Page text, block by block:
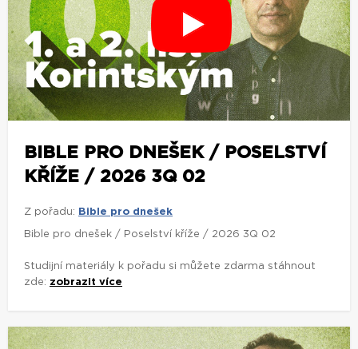
BIBLE PRO DNEŠEK / POSELSTVÍ
KŘÍŽE / 2026 3Q 02
Z pořadu: Bible pro dnešek
Bible pro dnešek / Poselství kříže / 2026 3Q 02
Studijní materiály k pořadu si můžete zdarma stáhnout
zde: zobrazit více